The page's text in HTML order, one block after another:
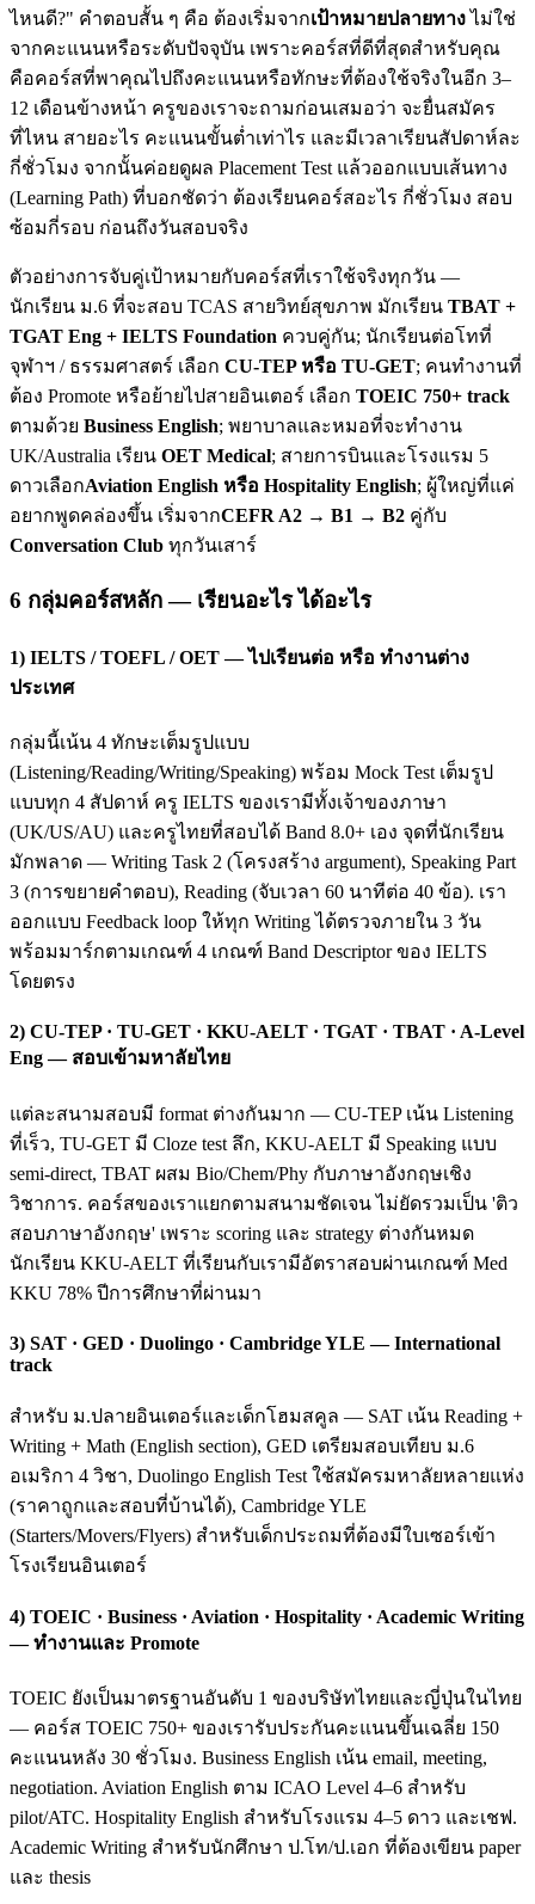
ไหนดี?" คำตอบสั้น ๆ คือ ต้องเริ่มจากเป้าหมายปลายทางไม่ใช่
จากคะแนนหรือระดับปัจจุบัน เพราะคอร์สที่ดีที่สุดสำหรับคุณ
คือคอร์สที่พาคุณไปถึงคะแนนหรือทักษะที่ต้องใช้จริงในอีก 3–
12 เดือนข้างหน้า ครูของเราจะถามก่อนเสมอว่า จะยื่นสมัคร
ที่ไหน สายอะไร คะแนนขั้นต่ำเท่าไร และมีเวลาเรียนสัปดาห์ละ
กี่ชั่วโมง จากนั้นค่อยดูผล Placement Test แล้วออกแบบเส้นทาง
(Learning Path) ที่บอกชัดว่า ต้องเรียนคอร์สอะไร กี่ชั่วโมง สอบ
ซ้อมกี่รอบ ก่อนถึงวันสอบจริง
ตัวอย่างการจับคู่เป้าหมายกับคอร์สที่เราใช้จริงทุกวัน —
นักเรียน ม.6 ที่จะสอบ TCAS สายวิทย์สุขภาพ มักเรียน TBAT +
TGAT Eng + IELTS Foundation ควบคู่กัน; นักเรียนต่อโทที่
จุฬาฯ / ธรรมศาสตร์ เลือก CU-TEP หรือ TU-GET; คนทำงานที่
ต้อง Promote หรือย้ายไปสายอินเตอร์ เลือก TOEIC 750+ track
ตามด้วย Business English; พยาบาลและหมอที่จะทำงาน
UK/Australia เรียน OET Medical; สายการบินและโรงแรม 5
ดาวเลือกAviation English หรือ Hospitality English; ผู้ใหญ่ที่แค่
อยากพูดคล่องขึ้น เริ่มจากCEFR A2 → B1 → B2 คู่กับ
Conversation Club ทุกวันเสาร์
6 กลุ่มคอร์สหลัก — เรียนอะไร ได้อะไร
1) IELTS / TOEFL / OET — ไปเรียนต่อ หรือ ทำงานต่าง
ประเทศ
กลุ่มนี้เน้น 4 ทักษะเต็มรูปแบบ
(Listening/Reading/Writing/Speaking) พร้อม Mock Test เต็มรูป
แบบทุก 4 สัปดาห์ ครู IELTS ของเรามีทั้งเจ้าของภาษา
(UK/US/AU) และครูไทยที่สอบได้ Band 8.0+ เอง จุดที่นักเรียน
มักพลาด — Writing Task 2 (โครงสร้าง argument), Speaking Part
3 (การขยายคำตอบ), Reading (จับเวลา 60 นาทีต่อ 40 ข้อ). เรา
ออกแบบ Feedback loop ให้ทุก Writing ได้ตรวจภายใน 3 วัน
พร้อมมาร์กตามเกณฑ์ 4 เกณฑ์ Band Descriptor ของ IELTS
โดยตรง
2) CU-TEP · TU-GET · KKU-AELT · TGAT · TBAT · A-Level
Eng — สอบเข้ามหาลัยไทย
แต่ละสนามสอบมี format ต่างกันมาก — CU-TEP เน้น Listening
ที่เร็ว, TU-GET มี Cloze test ลึก, KKU-AELT มี Speaking แบบ
semi-direct, TBAT ผสม Bio/Chem/Phy กับภาษาอังกฤษเชิง
วิชาการ. คอร์สของเราแยกตามสนามชัดเจน ไม่ยัดรวมเป็น 'ติว
สอบภาษาอังกฤษ' เพราะ scoring และ strategy ต่างกันหมด
นักเรียน KKU-AELT ที่เรียนกับเรามีอัตราสอบผ่านเกณฑ์ Med
KKU 78% ปีการศึกษาที่ผ่านมา
3) SAT · GED · Duolingo · Cambridge YLE — International
track
สำหรับ ม.ปลายอินเตอร์และเด็กโฮมสคูล — SAT เน้น Reading +
Writing + Math (English section), GED เตรียมสอบเทียบ ม.6
อเมริกา 4 วิชา, Duolingo English Test ใช้สมัครมหาลัยหลายแห่ง
(ราคาถูกและสอบที่บ้านได้), Cambridge YLE
(Starters/Movers/Flyers) สำหรับเด็กประถมที่ต้องมีใบเซอร์เข้า
โรงเรียนอินเตอร์
4) TOEIC · Business · Aviation · Hospitality · Academic Writing
— ทำงานและ Promote
TOEIC ยังเป็นมาตรฐานอันดับ 1 ของบริษัทไทยและญี่ปุ่นในไทย
— คอร์ส TOEIC 750+ ของเรารับประกันคะแนนขึ้นเฉลี่ย 150
คะแนนหลัง 30 ชั่วโมง. Business English เน้น email, meeting,
negotiation. Aviation English ตาม ICAO Level 4–6 สำหรับ
pilot/ATC. Hospitality English สำหรับโรงแรม 4–5 ดาว และเชฟ.
Academic Writing สำหรับนักศึกษา ป.โท/ป.เอก ที่ต้องเขียน paper
และ thesis